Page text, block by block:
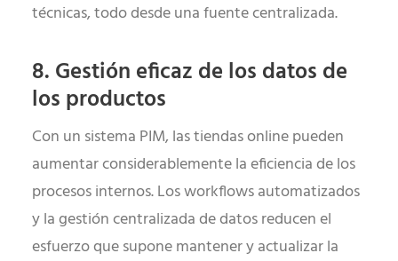
técnicas, todo desde una fuente centralizada.
8. Gestión eficaz de los datos de
los productos
Con un sistema PIM, las tiendas online pueden
aumentar considerablemente la eficiencia de los
procesos internos. Los workflows automatizados
y la gestión centralizada de datos reducen el
esfuerzo que supone mantener y actualizar la